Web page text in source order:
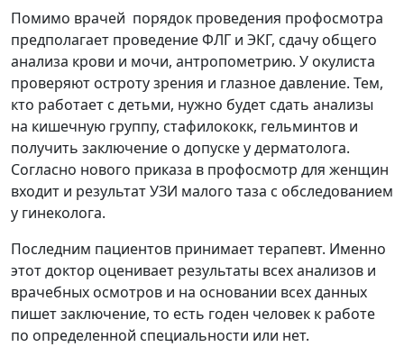
Помимо врачей порядок проведения профосмотра
предполагает проведение ФЛГ и ЭКГ, сдачу общего
анализа крови и мочи, антропометрию. У окулиста
проверяют остроту зрения и глазное давление. Тем,
кто работает с детьми, нужно будет сдать анализы
на кишечную группу, стафилококк, гельминтов и
получить заключение о допуске у дерматолога.
Согласно нового приказа в профосмотр для женщин
входит и результат УЗИ малого таза с обследованием
у гинеколога.
Последним пациентов принимает терапевт. Именно
этот доктор оценивает результаты всех анализов и
врачебных осмотров и на основании всех данных
пишет заключение, то есть годен человек к работе
по определенной специальности или нет.